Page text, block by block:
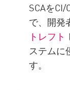
SCAを
で、開発
トレフト
ステムに
す。